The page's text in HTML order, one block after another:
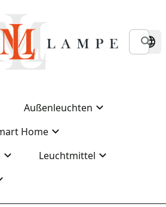
Außenleuchten
Home
Leuchtmittel